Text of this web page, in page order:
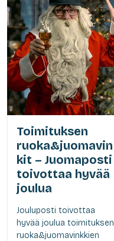
Toimituksen
ruoka&juomavin
kit – Juomaposti
toivottaa hyvää
joulua
Jouluposti toivottaa
hyvää joulua toimituksen
ruoka&juomavinkkien